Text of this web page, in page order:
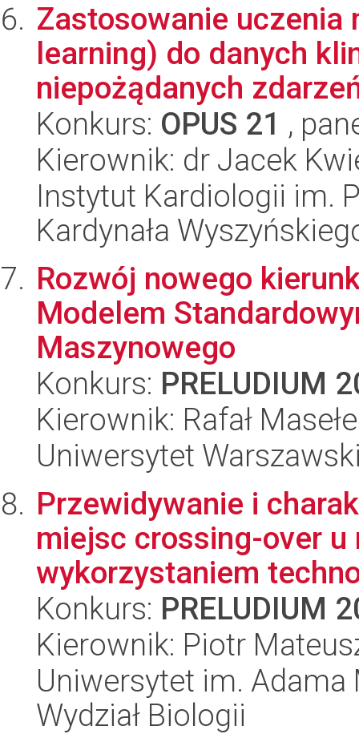
Zastosowanie uczenia
learning) do danych
niepożądanych
Konkurs: OPUS 21 ,
Kierownik: dr Jacek
Instytut Kardiologii im.
Kardynała
Rozwój nowego
Modelem
Maszynowego
Konkurs: PRELUDIUM
Kierownik: Rafał
Uniwersytet
Przewidywanie i
miejsc crossing-over
wykorzystaniem
Konkurs: PRELUDIUM
Kierownik: Piotr
Uniwersytet im.
Wydział Biologii